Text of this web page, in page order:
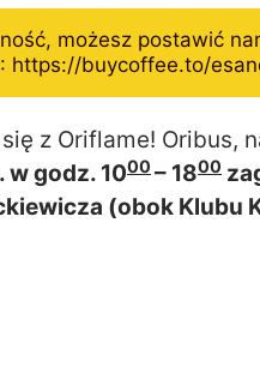
możesz postawić
https://buycoffee.to/
z Oriflame! Oribus,
w godz. 1000 – 1800
(obok Klubu